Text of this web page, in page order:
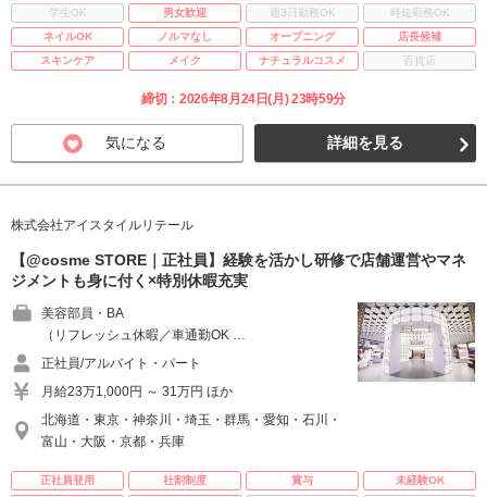
学生OK
男女歓迎 週3日勤務OK
時短勤務OK
ネイルOK
ノルマなし オープニング
店長候補
スキンケア
メイク ナチュラルコスメ 百貨店
締切：2026年8月24日(月) 23時59分
気になる 詳細を見る
株式会社アイスタイルリテール
【@cosme STORE｜正社員】経験を活かし研修で店舗運営やマネ
ジメントも身に付く×特別休暇充実
美容部員・BA
（リフレッシュ休暇／車通勤OK …
正社員/アルバイト・パート
月給23万1,000円 ～ 31万円 ほか
北海道・東京・神奈川・埼玉・群馬・愛知・石川・
富山・大阪・京都・兵庫
正社員登用 社割制度 賞与
未経験OK